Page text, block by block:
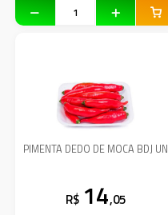
PIMENTA DEDO DE MOCA BDJ UN
R$ 14,05